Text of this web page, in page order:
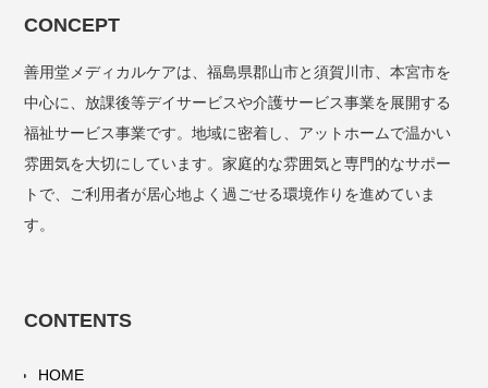
CONCEPT
善用堂メディカルケアは、福島県郡山市と須賀川市、本宮市を
中心に、放課後等デイサービスや介護サービス事業を展開する
福祉サービス事業です。地域に密着し、アットホームで温かい
雰囲気を大切にしています。家庭的な雰囲気と専門的なサポー
トで、ご利用者が居心地よく過ごせる環境作りを進めていま
す。
CONTENTS
HOME